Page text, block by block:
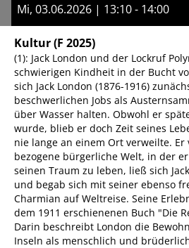
Mi, 03.06.2026 | 13:10 - 14:00
Kultur(F 2025)
(1): Jack London und der Lockruf
schwierigen Kindheit in der Bucht
sich Jack London (1876-1916)
beschwerlichen Jobs als
über Wasser halten. Obwohl er
wurde, blieb er doch Zeit seines
nie lange an einem Ort verweilte.
bezogene bürgerliche Welt, in der
seinen Traum zu leben, ließ sich
und begab sich mit seiner ebenso
Charmian auf Weltreise. Seine
dem 1911 erschienenen Buch "Die
Darin beschreibt London die
Inseln als menschlich und